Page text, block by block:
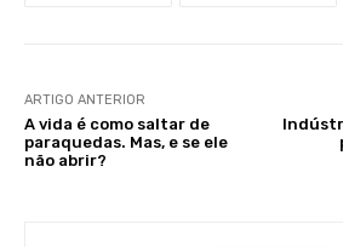
ARTIGO ANTERIOR
A vida é como saltar de
paraquedas. Mas, e se ele
não abrir?